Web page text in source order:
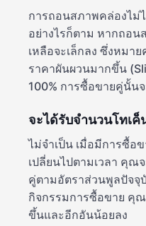
การถอนสภาพคล่องไม่
อย่างไรก็ตาม หากถอ
เหลือจะเล็กลง ซึ่งหมา
ราคาผันผวนมากขึ้น
100% การซื้อขายคู่นั้น
จะได้รับจำนวนโทเค็
ไม่จำเป็น เมื่อมีการซื้อ
เปลี่ยนไปตามเวลา คุณ
คู่ตามอัตราส่วนพูลปัจจุ
กิจกรรมการซื้อขาย คุ
ขึ้นและอีกอันน้อยลง